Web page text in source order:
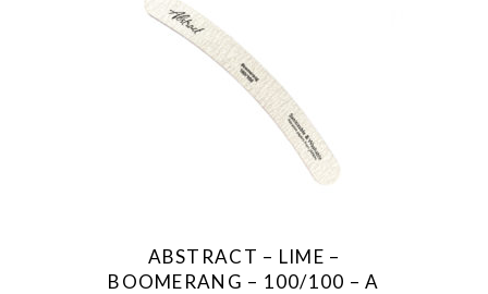
ABSTRACT – LIME –
BOOMERANG – 100/100 – A